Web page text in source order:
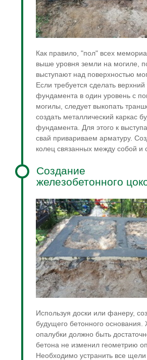
Как правило, "пол" всех
выше уровня земли на могиле,
выступают над поверхностью
Если требуется сделать верхний
фундамента в один уровень с
могилы, следует выкопать
создать металлический каркас
фундамента. Для этого к
свай привариваем арматуру.
колец связанных между собой и
Создание
железобетонного
Используя доски или фанеру,
будущего бетонного основания.
опалубки должно быть
бетона не изменил геометрию
Необходимо устранить все